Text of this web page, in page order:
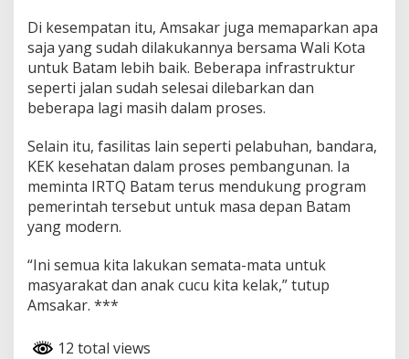
Di kesempatan itu, Amsakar juga memaparkan apa
saja yang sudah dilakukannya bersama Wali Kota
untuk Batam lebih baik. Beberapa infrastruktur
seperti jalan sudah selesai dilebarkan dan
beberapa lagi masih dalam proses.
Selain itu, fasilitas lain seperti pelabuhan, bandara,
KEK kesehatan dalam proses pembangunan. Ia
meminta IRTQ Batam terus mendukung program
pemerintah tersebut untuk masa depan Batam
yang modern.
“Ini semua kita lakukan semata-mata untuk
masyarakat dan anak cucu kita kelak,” tutup
Amsakar. ***
12 total views